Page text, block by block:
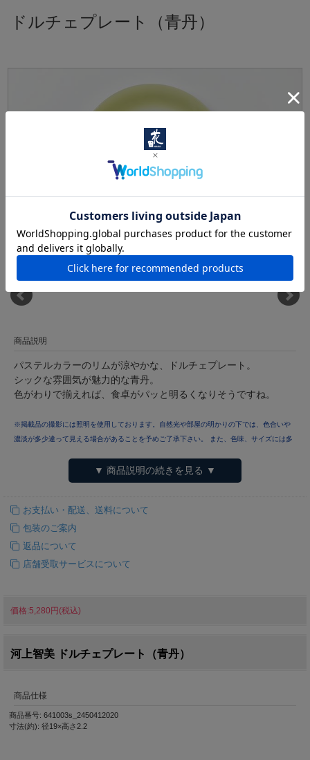
ドルチェプレート（青丹）
商品説明
パステルカラーのリムが涼やかな、ドルチェプレート。
シックな雰囲気が魅力的な青丹。
色がわりで揃えれば、食卓がパッと明るくなりそうですね。
※掲載品の撮影には照明を使用しております。自然光や部屋の明かりの下では、色合いや
濃淡が多少違って見える場合があることを予めご了承下さい。
また、色味、サイズには多
▼ 商品説明の続きを見る ▼
お支払い・配送、送料について
包装のご案内
返品について
店舗受取サービスについて
価格:5,280円(税込)
河上智美 ドルチェプレート（青丹）
商品仕様
商品番号: 641003s_2450412020
寸法(約): 径19×高さ2.2